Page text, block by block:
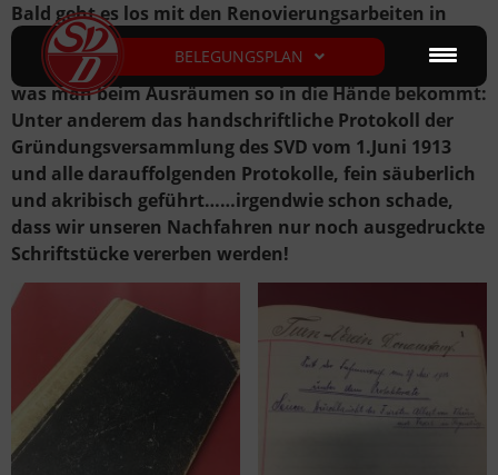
BELEGUNGSPLAN
Bald geht es los mit den Renovierungsarbeiten in
unserer Sportstätte! Dazu muss natürlich auch die
Geschäftsstelle ausgelagert werden. Wunderschön,
was man beim Ausräumen so in die Hände bekommt:
Unter anderem das handschriftliche Protokoll der
Gründungsversammlung des SVD vom 1.Juni 1913
und alle darauffolgenden Protokolle, fein säuberlich
und akribisch geführt……irgendwie schon schade,
dass wir unseren Nachfahren nur noch ausgedruckte
Schriftstücke vererben werden!